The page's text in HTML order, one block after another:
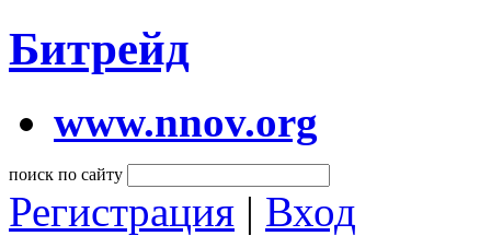
Битрейд
www.nnov.org
поиск по сайту
Регистрация | Вход